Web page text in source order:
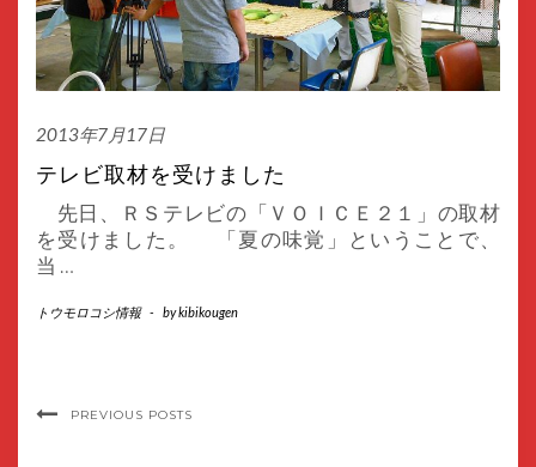
2013年7月17日
テレビ取材を受けました
先日、ＲＳテレビの「ＶＯＩＣＥ２１」の取材
を受けました。 「夏の味覚」ということで、
当 …
トウモロコシ情報 - bykibikougen
PREVIOUS POSTS